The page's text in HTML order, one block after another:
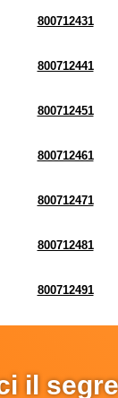
800712431
800712441
800712451
800712461
800712471
800712481
800712491
il